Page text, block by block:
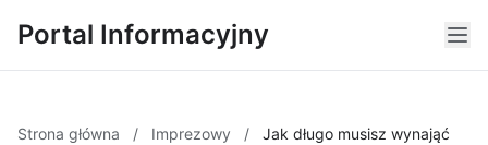
Portal Informacyjny
Strona główna / Imprezowy /
Jak długo musisz wynająć